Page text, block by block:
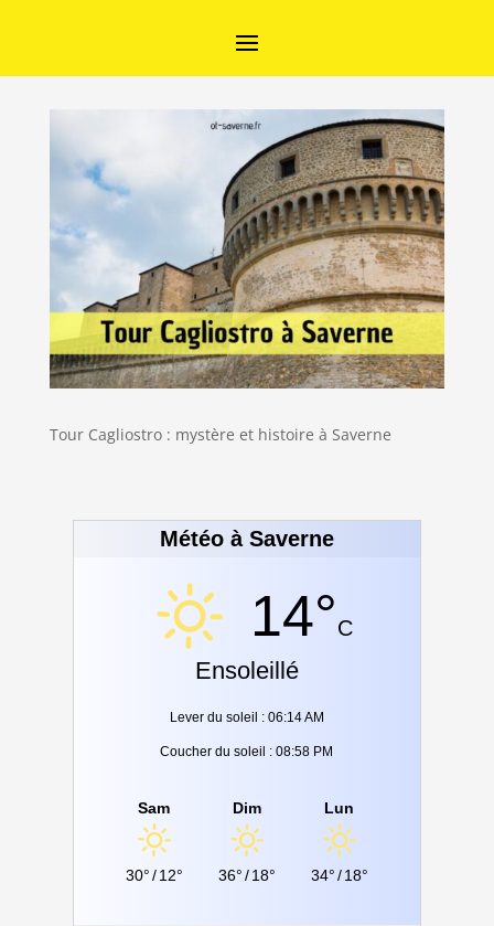
Tour Cagliostro : mystère et histoire à Saverne
Météo à Saverne
14°C
Ensoleillé
Lever du soleil : 06:14 AM
Coucher du soleil : 08:58 PM
Sam
30°/12°
Dim
36°/18°
Lun
34°/18°